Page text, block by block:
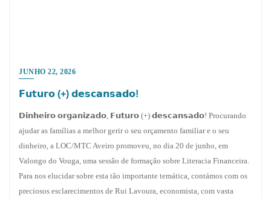
JUNHO 22, 2026
𝗙𝘂𝘁𝘂𝗿𝗼 (+) 𝗱𝗲𝘀𝗰𝗮𝗻𝘀𝗮𝗱𝗼!
𝗗𝗶𝗻𝗵𝗲𝗶𝗿𝗼 𝗼𝗿𝗴𝗮𝗻𝗶𝘇𝗮𝗱𝗼, 𝗙𝘂𝘁𝘂𝗿𝗼 (+) 𝗱𝗲𝘀𝗰𝗮𝗻𝘀𝗮𝗱𝗼! Procurando
ajudar as famílias a melhor gerir o seu orçamento familiar e o seu
dinheiro, a LOC/MTC Aveiro promoveu, no dia 20 de junho, em
Valongo do Vouga, uma sessão de formação sobre Literacia Financeira.
Para nos elucidar sobre esta tão importante temática, contámos com os
preciosos esclarecimentos de Rui Lavoura, economista, com vasta